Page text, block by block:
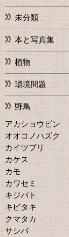
未分類
本と写真集
植物
環境問題
野鳥
アカショウビン
オオコノハズク
カイツブリ
カケス
カモ
カワセミ
キジバト
キビタキ
クマタカ
サシバ